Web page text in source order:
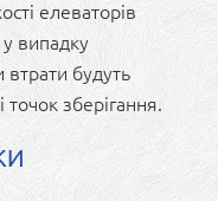
елеваторів
випадку
втрати будуть
точок зберігання.